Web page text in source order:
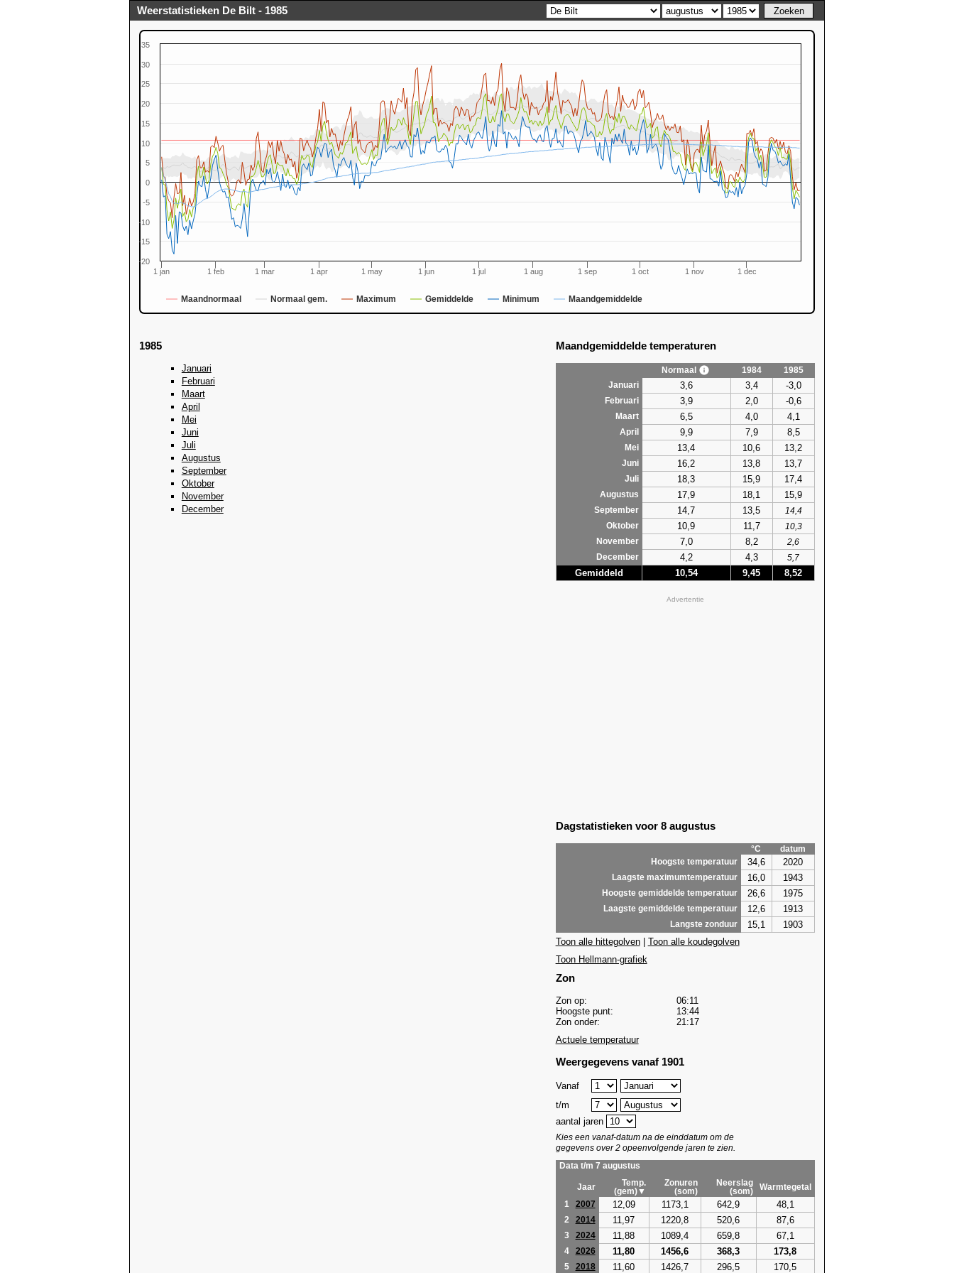
Weerstatistieken De Bilt - 1985
Maandnormaal Normaal gem. Maximum Gemiddelde Minimum Maandgemiddelde
1 jan 1 feb 1 mar 1 apr 1 may 1 jun 1 jul 1 aug 1 sep 1 oct 1 nov 1 dec
-20
-15
-10
-5
0
5
10
15
20
25
30
35
1985
Januari
Februari
Maart
April
Mei
Juni
Juli
Augustus
September
Oktober
November
December
Maandgemiddelde temperaturen
Normaal 1984
1985
Januari
3,6 3,4 -3,0
Februari 3,9 2,0 -0,6
Maart 6,5 4,0 4,1
April 9,9 7,9 8,5
Mei 13,4 10,6 13,2
Juni 16,2 13,8 13,7
Juli 18,3 15,9 17,4
Augustus 17,9 18,1 15,9
September 14,7 13,5
14,4
Oktober
10,9 11,7
10,3
November
7,0 8,2
2,6
December
4,2 4,3 5,7
Gemiddeld 10,54 9,45 8,52
Advertentie
Dagstatistieken voor 8 augustus
°C
datum
Hoogste temperatuur
34,6 2020
Laagste maximumtemperatuur 16,0 1943
Hoogste gemiddelde temperatuur 26,6 1975
Laagste gemiddelde temperatuur 12,6 1913
Langste zonduur 15,1
1903
Toon alle hittegolven| Toon alle koudegolven
Toon Hellmann-grafiek
Zon
Zon op:
06:11
Hoogste punt:
13:44
Zon onder:
21:17
Actuele temperatuur
Weergegevens vanaf 1901
Vanaf
t/m
aantal jaren
Kies een vanaf-datum na de einddatum om de
gegevens over 2 opeenvolgende jaren te zien.
Data t/m 7 augustus
Jaar
Temp.
(gem)▼
Zonuren
(som)
Neerslag
(som)
Warmtegetal
1
2007 12,09 1173,1 642,9 48,1
2 2014 11,97 1220,8 520,6 87,6
3 2024 11,88 1089,4 659,8 67,1
4 2026 11,80 1456,6 368,3 173,8
5 2018 11,60 1426,7 296,5 170,5